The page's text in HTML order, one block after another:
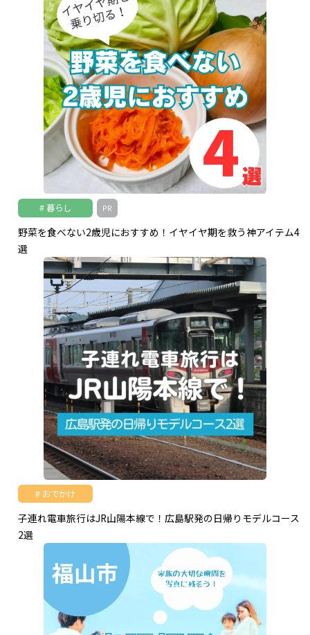
暮らし PR
野菜を食べない2歳児におすすめ！イヤイヤ期を救う神アイテム4
選
おでかけ
子連れ電車旅行はJR山陽本線で！広島駅発の日帰りモデルコース
2選